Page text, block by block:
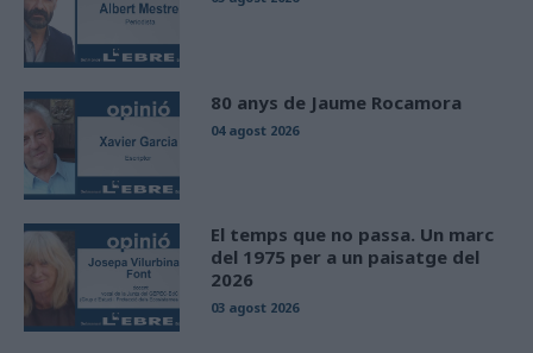
80 anys de Jaume Rocamora
04 agost 2026
El temps que no passa. Un marc
del 1975 per a un paisatge del
2026
03 agost 2026